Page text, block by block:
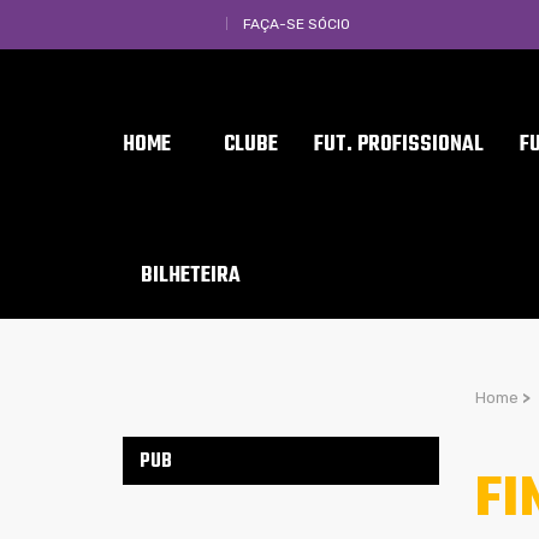
FAÇA-SE SÓCIO
HOME CLUBE FUT. PROFISSIONAL
BILHETEIRA
Home >
PUB